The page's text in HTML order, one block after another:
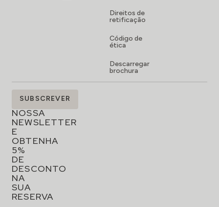
Direitos de
retificação
Código de
ética
Descarregar
brochura
SUBSCREVA
NOSSA
NEWSLETTER
E
OBTENHA
5%
DE
DESCONTO
NA
SUA
RESERVA
SUBSCREVER